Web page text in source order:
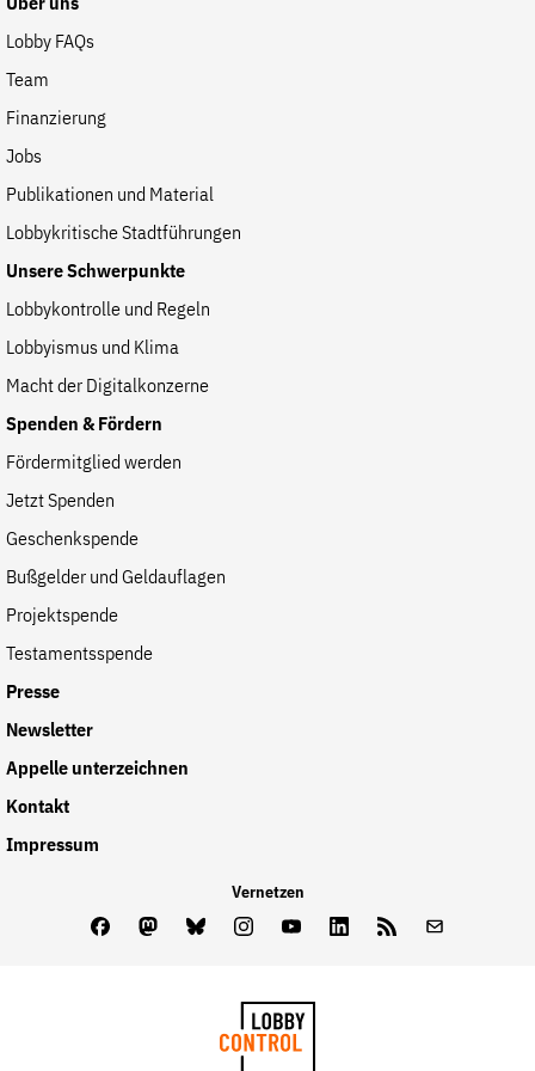
Über uns
Lobby FAQs
Team
Finanzierung
Jobs
Publikationen und Material
Lobbykritische Stadtführungen
Unsere Schwerpunkte
Lobbykontrolle und Regeln
Lobbyismus und Klima
Macht der Digitalkonzerne
Spenden & Fördern
Fördermitglied werden
Jetzt Spenden
Geschenkspende
Bußgelder und Geldauflagen
Projektspende
Testamentsspende
Presse
Newsletter
Appelle unterzeichnen
Kontakt
Impressum
Vernetzen
FacebookMastodon
BlueskyInstagram
YoutubeLinkedInFeed